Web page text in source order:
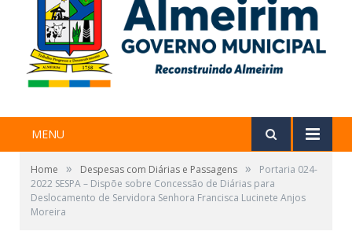
MENU
Home » Despesas com Diárias e Passagens »
Portaria 024-
2022 SESPA – Dispõe sobre Concessão de Diárias para
Deslocamento de Servidora Senhora Francisca Lucinete Anjos
Moreira